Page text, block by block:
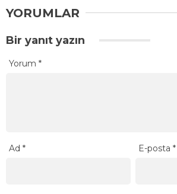
YORUMLAR
Bir yanıt yazın
Yorum *
Ad * E-posta*